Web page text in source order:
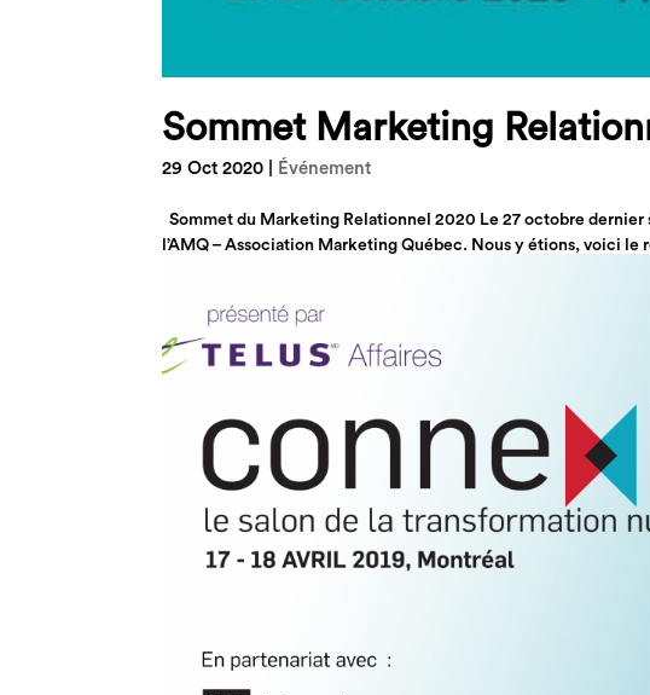
Sommet Marketing
29 Oct 2020 Événement
Sommet du Marketing Relationnel 2020 Le 27 octobre
l’AMQ – Association Marketing Québec. Nous y étions, voici